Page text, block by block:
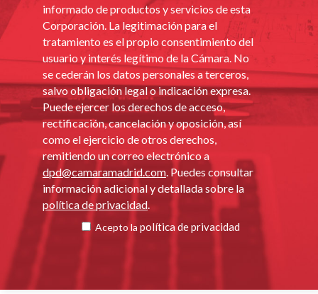
informado de productos y servicios de esta
Corporación. La legitimación para el
tratamiento es el propio consentimiento del
usuario y interés legítimo de la Cámara. No
se cederán los datos personales a terceros,
salvo obligación legal o indicación expresa.
Puede ejercer los derechos de acceso,
rectificación, cancelación y oposición, así
como el ejercicio de otros derechos,
remitiendo un correo electrónico a
dpd@camaramadrid.com. Puedes consultar
información adicional y detallada sobre la
política de privacidad.
Acepto la política de privacidad